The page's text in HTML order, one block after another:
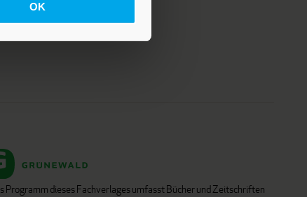
OK
Programm dieses Fachverlages umfasst Bücher und Zeitschriften